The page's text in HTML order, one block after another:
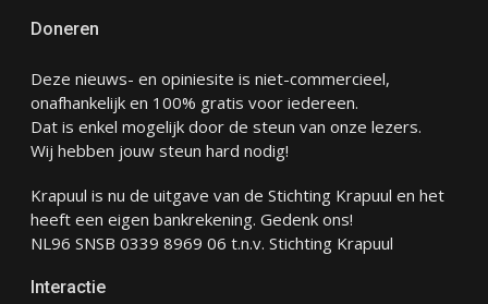
Doneren
Deze nieuws- en opiniesite is niet-commercieel,
onafhankelijk en 100% gratis voor iedereen.
Dat is enkel mogelijk door de steun van onze lezers.
Wij hebben jouw steun hard nodig!
Krapuul is nu de uitgave van de Stichting Krapuul en het
heeft een eigen bankrekening. Gedenk ons!
NL96 SNSB 0339 8969 06 t.n.v. Stichting Krapuul
Interactie